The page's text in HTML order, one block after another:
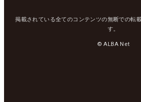
掲載されている全てのコンテンツの無断での転
す。
© ALBA Net